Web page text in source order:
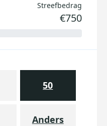
Streefbedrag
€750
50
Anders